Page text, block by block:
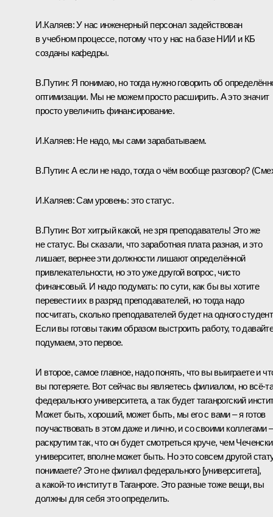
И.Каляев:У нас инженерный персонал задействован
в учебном процессе, потому что у нас на базе НИИ и КБ
созданы кафедры.
В.Путин: Я понимаю, но тогда нужно говорить об
оптимизации. Мы не можем просто расширить. А это значит
просто увеличить финансирование.
И.Каляев: Не надо, мы сами зарабатываем.
В.Путин: А если не надо, тогда о чём вообще разговор? (
И.Каляев:Сам уровень: это статус.
В.Путин: Вот хитрый какой, не зря преподаватель! Это же
не статус. Вы сказали, что заработная плата разная, и это
лишает, вернее эти должности лишают определённой
привлекательности, но это уже другой вопрос, чисто
финансовый. И надо подумать: по сути, как бы вы хотите
перевести их в разряд преподавателей, но тогда надо
посчитать, сколько преподавателей будет на одного
Если вы готовы таким образом выстроить работу, то
подумаем, это первое.
И второе, самое главное, надо понять, что вы выиграете и
вы потеряете. Вот сейчас вы являетесь филиалом, но
федерального университета, а так будет таганрогский
Может быть, хороший, может быть, мы его с вами – я готов
поучаствовать в этом даже и лично, и со своими коллегами –
раскрутим так, что он будет смотреться круче, чем
университет, вполне может быть. Но это совсем другой
понимаете? Это не филиал федерального [университета],
а какой‑то институт в Таганроге. Это разные тоже вещи, вы
должны для себя это определить.